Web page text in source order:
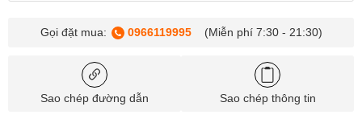
Gọi đặt mua: 0966119995 (Miễn phí 7:30 - 21:30)
Sao chép đường dẫn Sao chép thông tin